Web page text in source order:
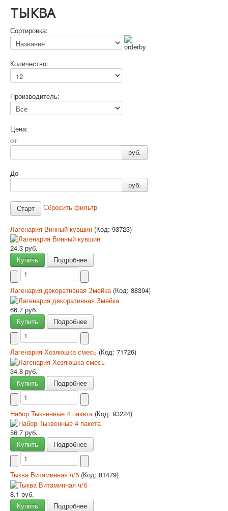
ТЫКВА
Сортировка:
Количество:
Производитель:
Цена:
от
руб.
До
руб.
Сбросить фильтр
Лагенария Винный кувшин (Код: 93723)
24.3 руб.
Купить
Подробнее
Лагенария декоративная Змейка (Код: 88394)
66.7 руб.
Купить
Подробнее
Лагенария Хозяюшка смесь (Код: 71726)
34.8 руб.
Купить
Подробнее
Набор Тыквенные 4 пакета (Код: 93224)
56.7 руб.
Купить
Подробнее
Тыква Витаминная ч/б (Код: 81479)
8.1 руб.
Купить
Подробнее